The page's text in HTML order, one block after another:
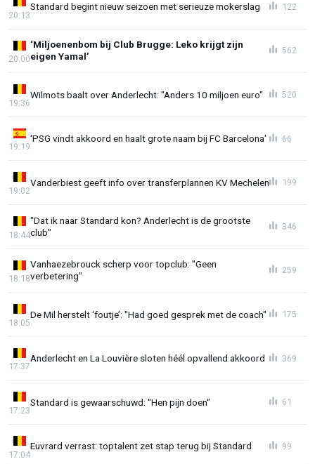
Standard begint nieuw seizoen met serieuze mokerslag
20:13
122
‘Miljoenenbom bij Club Brugge: Leko krijgt zijn
eigen Yamal’
20:00
562
Wilmots baalt over Anderlecht: "Anders 10 miljoen euro"
19:36
520
'PSG vindt akkoord en haalt grote naam bij FC Barcelona'
19:19
66
Vanderbiest geeft info over transferplannen KV Mechelen
19:02
199
"Dat ik naar Standard kon? Anderlecht is de grootste
club"
18:44
346
Vanhaezebrouck scherp voor topclub: "Geen
verbetering"
18:18
259
De Mil herstelt ‘foutje’: "Had goed gesprek met de coach"
18:05
175
Anderlecht en La Louvière sloten héél opvallend akkoord
17:37
369
Standard is gewaarschuwd: "Hen pijn doen"
17:23
61
Euvrard verrast: toptalent zet stap terug bij Standard
17:04
99